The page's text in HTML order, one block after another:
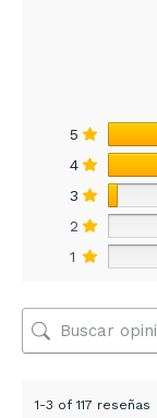
5
4
3
2
1
1-3 of 117 reseñas